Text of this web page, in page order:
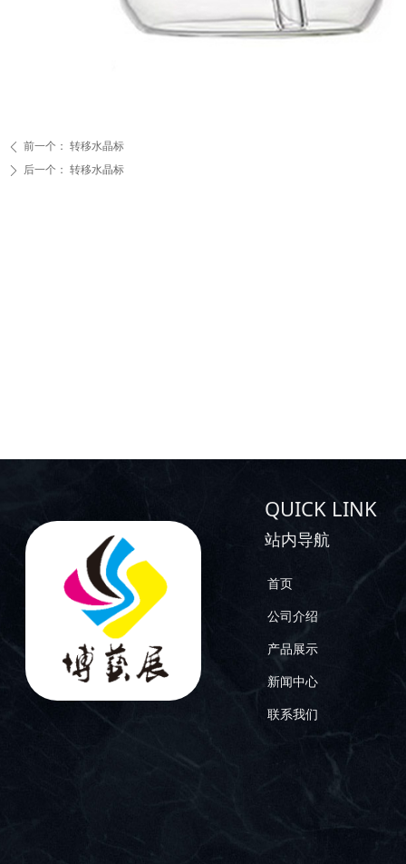
ꄴ 前一个： 转移水晶标
ꄲ 后一个： 转移水晶标
QUICK LINK
站内导航
首页
公司介绍
产品展示
新闻中心
联系我们